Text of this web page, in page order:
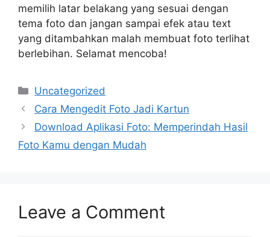
memilih latar belakang yang sesuai dengan
tema foto dan jangan sampai efek atau text
yang ditambahkan malah membuat foto terlihat
berlebihan. Selamat mencoba!
Categories
Uncategorized
Cara Mengedit Foto Jadi Kartun
Download Aplikasi Foto: Memperindah Hasil
Foto Kamu dengan Mudah
Leave a Comment